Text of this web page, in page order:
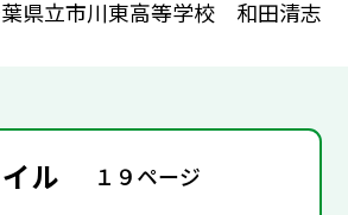
県立市川東高等学校 和田清志
ル １９ページ